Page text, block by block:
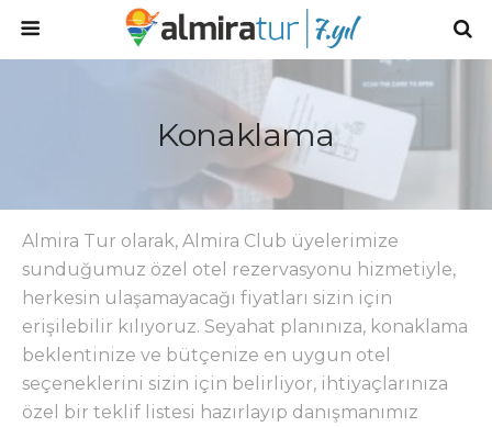
Konaklama
Almira Tur olarak, Almira Club üyelerimize
sunduğumuz özel otel rezervasyonu hizmetiyle,
herkesin ulaşamayacağı fiyatları sizin için
erişilebilir kılıyoruz. Seyahat planınıza, konaklama
beklentinize ve bütçenize en uygun otel
seçeneklerini sizin için belirliyor, ihtiyaçlarınıza
özel bir teklif listesi hazırlayıp danışmanımız